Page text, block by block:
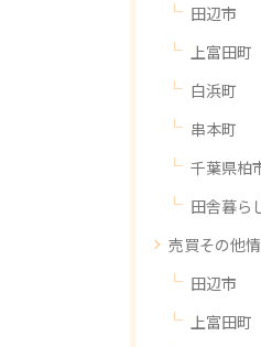
田辺市
上富田町
白浜町
串本町
千葉県柏
田舎暮ら
売買その他
田辺市
上富田町